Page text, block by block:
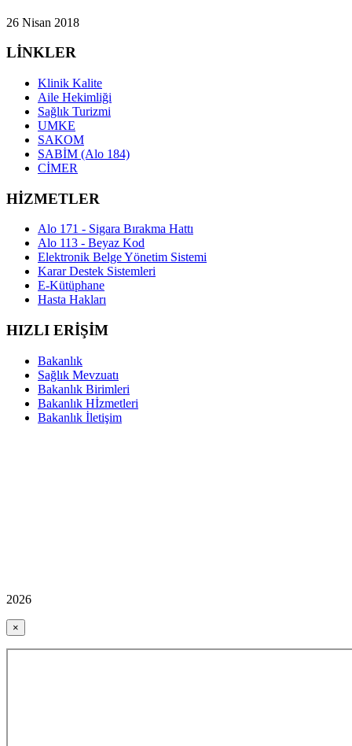
26 Nisan 2018
LİNKLER
Klinik Kalite
Aile Hekimliği
Sağlık Turizmi
UMKE
SAKOM
SABİM (Alo 184)
CİMER
HİZMETLER
Alo 171 - Sigara Bırakma Hattı
Alo 113 - Beyaz Kod
Elektronik Belge Yönetim Sistemi
Karar Destek Sistemleri
E-Kütüphane
Hasta Hakları
HIZLI ERİŞİM
Bakanlık
Sağlık Mevzuatı
Bakanlık Birimleri
Bakanlık Hİzmetleri
Bakanlık İletişim
2026
×